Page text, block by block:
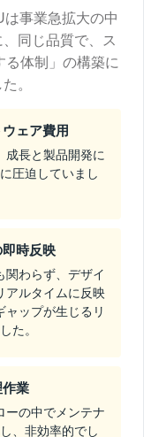
事業急拡大の中
同じ品質で、ス
る体制」の構築に
。
ェア費用
成長と製品開発に
圧迫していまし
時反映
関わらず、デザイ
アルタイムに反映
ャップが生じるリ
た。
業
ーの中でメンテナ
、非効率的でし